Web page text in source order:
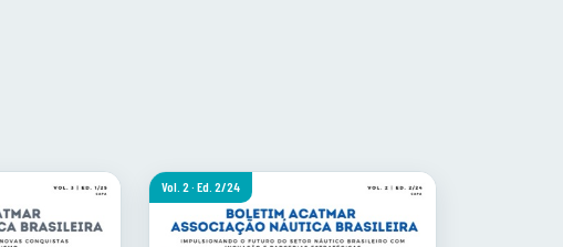
Vol. 2 · Ed. 2/24